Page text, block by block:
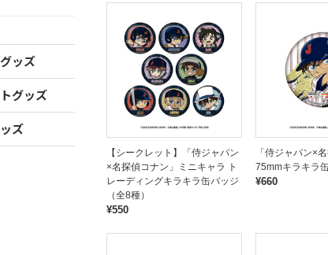
ッズ
グッズ
ズ
【シークレット】「侍ジャパン
×名探偵コナン」ミニキャラ ト
レーディングキラキラ缶バッジ
（全8種）
¥550
「侍ジャパン×
75mmキラキラ
¥660